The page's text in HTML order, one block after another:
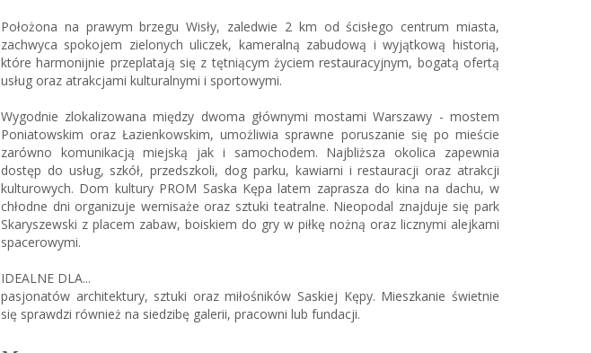
Położona na prawym brzegu Wisły, zaledwie 2 km od ścisłego centrum miasta,
zachwyca spokojem zielonych uliczek, kameralną zabudową i wyjątkową historią,
które harmonijnie przeplatają się z tętniącym życiem restauracyjnym, bogatą ofertą
usług oraz atrakcjami kulturalnymi i sportowymi.
Wygodnie zlokalizowana między dwoma głównymi mostami Warszawy - mostem
Poniatowskim oraz Łazienkowskim, umożliwia sprawne poruszanie się po mieście
zarówno komunikacją miejską jak i samochodem. Najbliższa okolica zapewnia
dostęp do usług, szkół, przedszkoli, dog parku, kawiarni i restauracji oraz atrakcji
kulturowych. Dom kultury PROM Saska Kępa latem zaprasza do kina na dachu, w
chłodne dni organizuje wernisaże oraz sztuki teatralne. Nieopodal znajduje się park
Skaryszewski z placem zabaw, boiskiem do gry w piłkę nożną oraz licznymi alejkami
spacerowymi.
IDEALNE DLA...
pasjonatów architektury, sztuki oraz miłośników Saskiej Kępy. Mieszkanie świetnie
się sprawdzi również na siedzibę galerii, pracowni lub fundacji.